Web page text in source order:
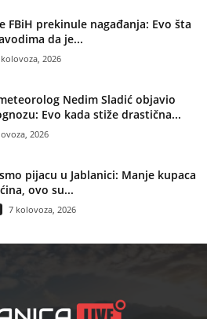
FBiH prekinule nagađanja: Evo šta
da je...
2026
Nedim Sladić objavio
Evo kada stiže drastična...
2026
pijacu u Jablanici: Manje kupaca
ovo su...
7 kolovoza, 2026